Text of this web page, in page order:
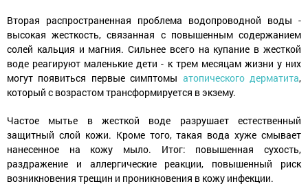
Вторая распространенная проблема водопроводной воды -
высокая жесткость, связанная с повышенным содержанием
солей кальция и магния. Сильнее всего на купание в жесткой
воде реагируют маленькие дети - к трем месяцам жизни у них
могут появиться первые симптомы атопического дерматита,
который с возрастом трансформируется в экзему.
Частое мытье в жесткой воде разрушает естественный
защитный слой кожи. Кроме того, такая вода хуже смывает
нанесенное на кожу мыло. Итог: повышенная сухость,
раздражение и аллергические реакции, повышенный риск
возникновения трещин и проникновения в кожу инфекции.